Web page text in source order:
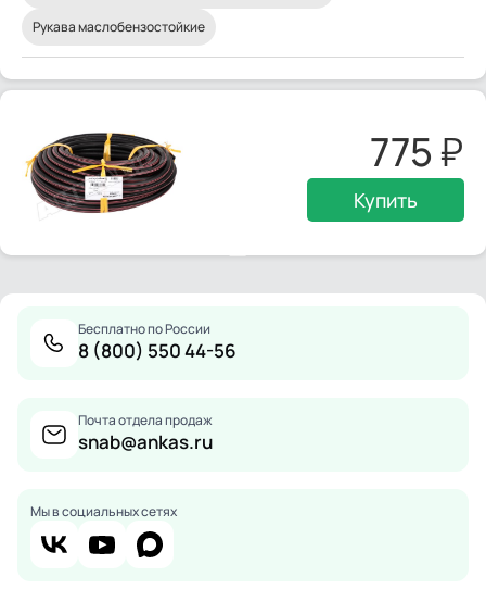
Рукава маслобензостойкие
775
Купить
Бесплатно по России
8 (800) 550 44-56
Почта отдела продаж
snab@ankas.ru
Мы в социальных сетях